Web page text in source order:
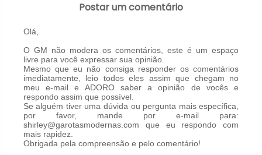
Postar um comentário
Olá,
O GM não modera os comentários, este é um espaço
livre para você expressar sua opinião.
Mesmo que eu não consiga responder os comentários
imediatamente, leio todos eles assim que chegam no
meu e-mail e ADORO saber a opinião de vocês e
respondo assim que possível.
Se alguém tiver uma dúvida ou pergunta mais específica,
por favor, mande por e-mail para:
shirley@garotasmodernas.com que eu respondo com
mais rapidez.
Obrigada pela compreensão e pelo comentário!